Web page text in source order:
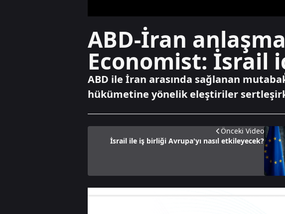
ABD-İran
Economist: İsrail
ABD ile İran arasında sağlanan
hükümetine yönelik eleştiriler
Önceki Video
İsrail ile iş birliği Avrupa'yı nasıl etkileyecek?